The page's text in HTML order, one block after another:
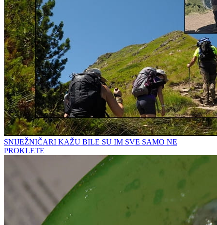
SNIJEŽNIČARI KAŽU BILE SU IM SVE SAMO NE
PROKLETE